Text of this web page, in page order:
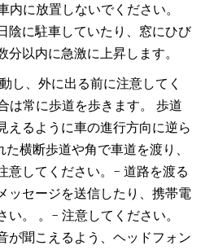
に放置しないでください。
陰に駐車していたり​​、窓にひび
以内に急激に上昇します。
し、外に出る前に注意してく
は常に歩道を歩きます。 歩道
えるように車の進行方向に逆ら
横断歩道や角で車道を渡り、
意してください。- 道路を渡る
ッセージを送信したり、携帯電
。 。- 注意してください。
が聞こえるよう、ヘッドフォン